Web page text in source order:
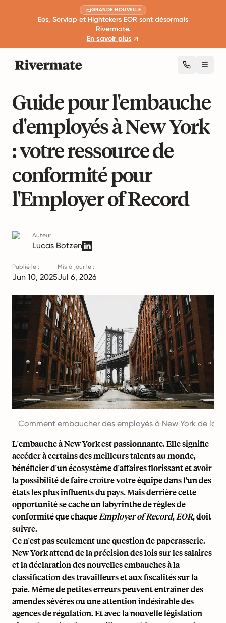
GRANDE NOUVELLE
Eos, Serviap et Hightekers EOR sont désormais
Rivermate.
En savoir plus
Guide pour l'embauche
d'employés à New York
: votre ressource de
conformité pour
l'Employer of Record
Auteur
Lucas Botzen
Publié le :
Jun 10, 2025
Mis à jour le :
Jul 6, 2026
Comment embaucher des employés à New York de la
L'embauche à New York est passionnante. Elle signifie
accéder à certains des meilleurs talents au monde,
bénéficier d'un écosystème d'affaires florissant et avoir
la possibilité de faire croître votre équipe dans l'un des
états les plus influents du pays. Mais derrière cette
opportunité se cache un labyrinthe de règles de
conformité que chaque Employer of Record, EOR, doit
suivre.
Ce n'est pas seulement une question de paperasserie.
New York attend de la précision des lois sur les salaires
et la déclaration des nouvelles embauches à la
classification des travailleurs et auxfiscalités sur la
paie. Même de petites erreurs peuvent entraîner des
amendes sévères ou une attention indésirable des
agences de régulation. Et avec la nouvelle législation